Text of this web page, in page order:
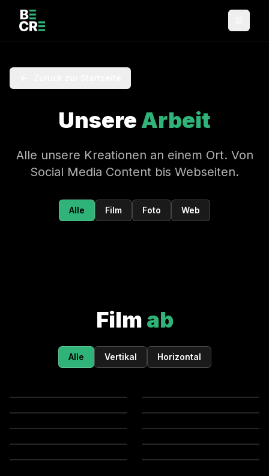
UnsereArbeit
Alle unsere Kreationen an einem Ort. Von
Social Media Content bis Webseiten.
Alle Film Foto Web
Film ab
Alle Vertikal Horizontal